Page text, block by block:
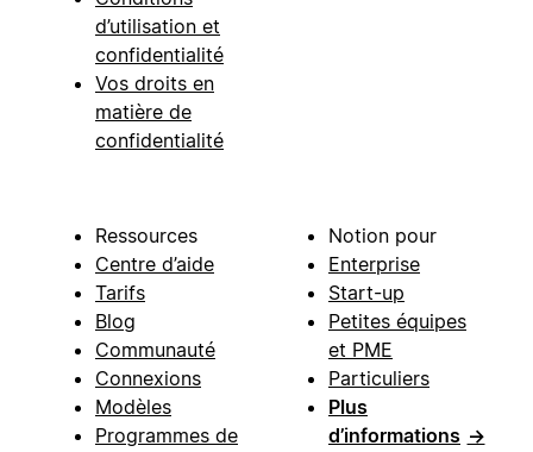
d’utilisation et
confidentialité
Vos droits en
matière de
confidentialité
Ressources
Centre d’aide
Tarifs
Blog
Communauté
Connexions
Modèles
Programmes de
Notion pour
Enterprise
Start-up
Petites équipes
et PME
Particuliers
Plus
d’informations →